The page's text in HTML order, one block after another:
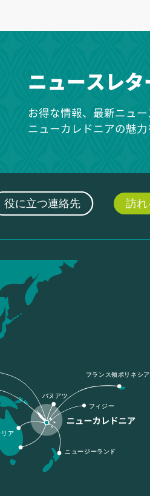
ニュースレタ
お得な情報、最新ニュー
ニューカレドニアの魅力
役に立つ連絡先 訪れ
フランス領ポリネシア
フィジー
ニュージーランド
リア
バヌアツ